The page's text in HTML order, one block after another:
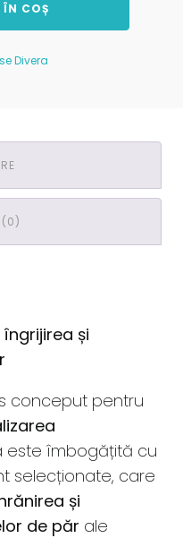
ÎN COȘ
Divera
(0)
îngrijirea și
conceput pentru
este îmbogățită cu
selecționate, care
și
de păr ale